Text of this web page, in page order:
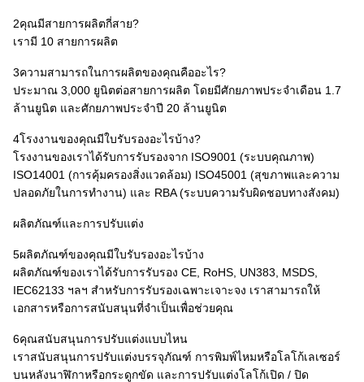
2คุณมีสายการผลิตกี่สาย?
เรามี 10 สายการผลิต
3ความสามารถในการผลิตของคุณคืออะไร?
ประมาณ 3,000 ยูนิตต่อสายการผลิต โดยมีศักยภาพประจําเดือน 1.7
ล้านยูนิต และศักยภาพประจําปี 20 ล้านยูนิต
4โรงงานของคุณมีใบรับรองอะไรบ้าง?
โรงงานของเราได้รับการรับรองจาก ISO9001 (ระบบคุณภาพ)
ISO14001 (การคุ้มครองสิ่งแวดล้อม) ISO45001 (สุขภาพและความ
ปลอดภัยในการทํางาน) และ RBA (ระบบความรับผิดชอบทางสังคม)
ผลิตภัณฑ์และการปรับแต่ง
5ผลิตภัณฑ์ของคุณมีใบรับรองอะไรบ้าง
ผลิตภัณฑ์ของเราได้รับการรับรอง CE, RoHS, UN383, MSDS,
IEC62133 ฯลฯ สําหรับการรับรองเฉพาะเจาะจง เราสามารถให้
เอกสารหรือการสนับสนุนที่จําเป็นเพื่อช่วยคุณ
6คุณสนับสนุนการปรับแต่งแบบไหน
เราสนับสนุนการปรับแต่งบรรจุภัณฑ์ การพิมพ์ไหมหรือโลโก้เลเซอร์
บนหลังนาฬิกาหรือกระดูกขัด และการปรับแต่งโลโก้เปิด / ปิด